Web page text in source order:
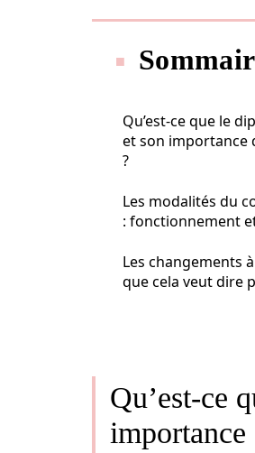
Qu’est-ce que le
et son importance
?
Les modalités du
: fonctionnement
Les changements
que cela veut dire
Qu’est-ce
importance